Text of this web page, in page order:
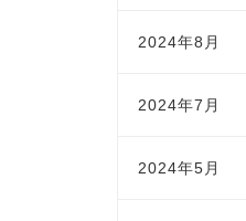
2024年8月
2024年7月
2024年5月